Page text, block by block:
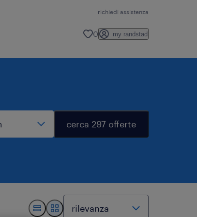
richiedi assistenza
0 my randstad
cerca 297 offerte